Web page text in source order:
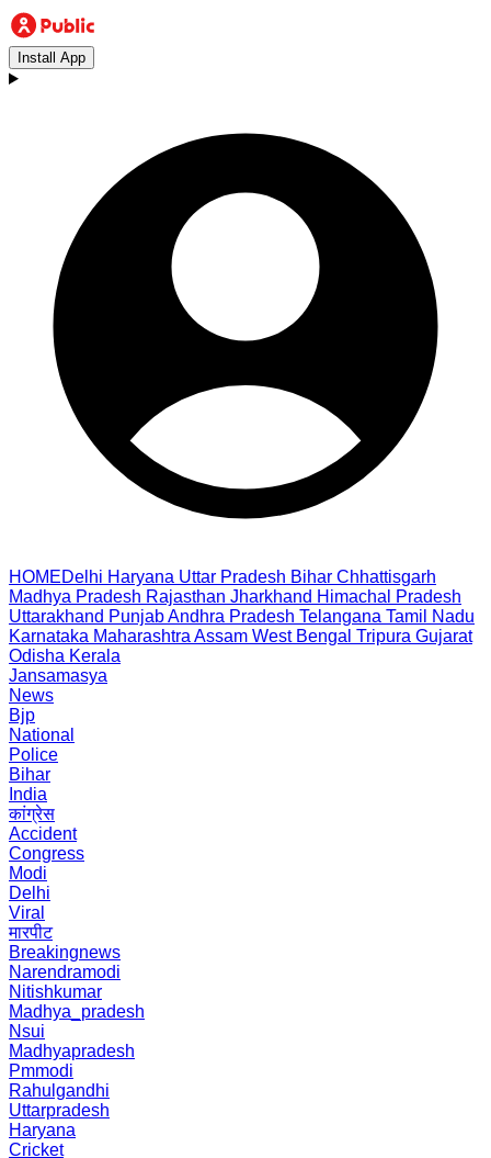
Install App
HOMEDelhi Haryana Uttar Pradesh Bihar Chhattisgarh
Madhya Pradesh Rajasthan Jharkhand Himachal Pradesh
Uttarakhand PunjabAndhra Pradesh Telangana Tamil Nadu
Karnataka Maharashtra Assam West Bengal Tripura Gujarat
Odisha Kerala
Jansamasya
News
Bjp
National
Police
Bihar
India
कांग्रेस
Accident
Congress
Modi
Delhi
Viral
मारपीट
Breakingnews
Narendramodi
Nitishkumar
Madhya_pradesh
Nsui
Madhyapradesh
Pmmodi
Rahulgandhi
Uttarpradesh
Haryana
Cricket